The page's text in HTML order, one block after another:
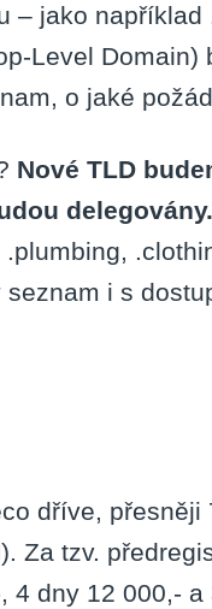
– jako například
Level Domain)
o jaké
Nové TLD
delegovány.
i s
dříve,
Za tzv.
dny 12 000,- a